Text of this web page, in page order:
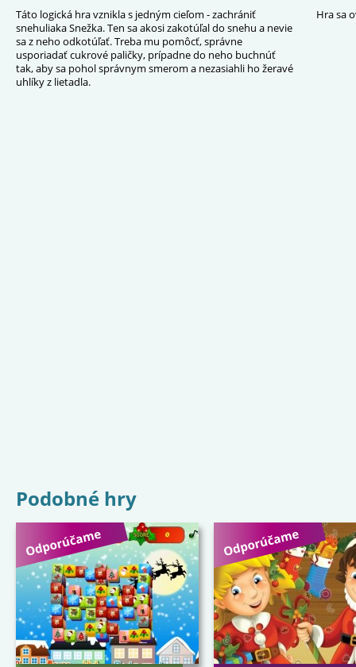
Táto logická hra vznikla s jedným cieľom - zachrániť
snehuliaka Snežka. Ten sa akosi zakotúľal do snehu a nevie
sa z neho odkotúľať. Treba mu pomôcť, správne
usporiadať cukrové paličky, prípadne do neho buchnúť
tak, aby sa pohol správnym smerom a nezasiahli ho žeravé
uhlíky z lietadla.
Hra sa
Podobné hry